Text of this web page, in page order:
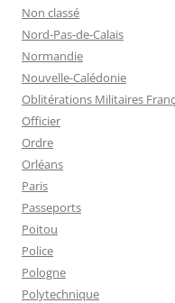
Non classé
Nord-Pas-de-Calais
Normandie
Nouvelle-Calédonie
Oblitérations Militaires
Officier
Ordre
Orléans
Paris
Passeports
Poitou
Police
Pologne
Polytechnique